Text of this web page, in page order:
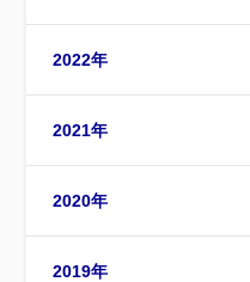
2022年
2021年
2020年
2019年